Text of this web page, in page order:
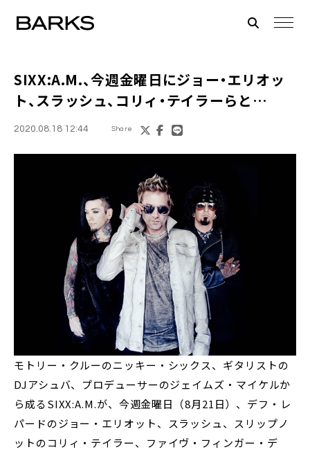
SIXX:A.M.、今週金曜日にジョー・エリオッ
ト、スラッシュ、コリィ・テイラーらと…
2020.08.18 12:44 Share
モトリー・クルーのニッキー・シックス、ギタリストの
DJアシュバ、プロデューサーのジェイムズ・マイケルか
ら成るSIXX:A.M.が、今週金曜日（8月21日）、デフ・レ
パードのジョー・エリオット、スラッシュ、スリップノ
ットのコリィ・テイラー、ファイヴ・フィンガー・デ